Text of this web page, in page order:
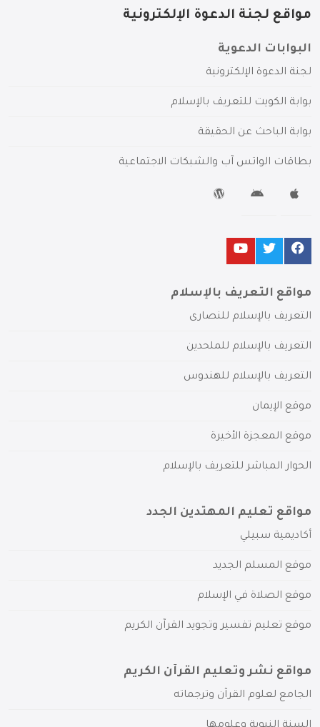
مواقع لجنة الدعوة الإلكترونية
البوابات الدعوية
لجنة الدعوة الإلكترونية
بوابة الكويت للتعريف بالإسلام
بوابة الباحث عن الحقيقة
بطاقات الواتس آب والشبكات الاجتماعية
مواقع التعريف بالإسلام
التعريف بالإسلام للنصارى
التعريف بالإسلام للملحدين
التعريف بالإسلام للهندوس
موقع الإيمان
موقع المعجزة الأخيرة
الحوار المباشر للتعريف بالإسلام
مواقع تعليم المهتدين الجدد
أكاديمية سبيلي
موقع المسلم الجديد
موقع الصلاة في الإسلام
موقع تعليم تفسير وتجويد القرآن الكريم
مواقع نشر وتعليم القرآن الكريم
الجامع لعلوم القرآن وترجماته